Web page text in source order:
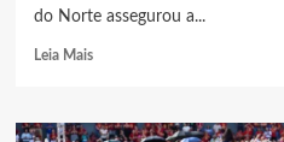
do Norte assegurou a...
Leia Mais